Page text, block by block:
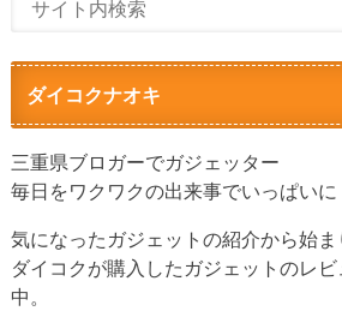
ダイコクナオキ
三重県ブロガーでガジェッター
毎日をワクワクの出来事でいっぱいに
気になったガジェットの紹介から始ま
ダイコクが購入したガジェットのレ
中。